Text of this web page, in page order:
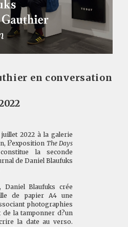
en conversation
2022 à la galerie
l?exposition The Days
la seconde
de Daniel Blaufuks
Daniel Blaufuks crée
de papier A4 une
photographies
de la tamponner d?un
la date au verso.